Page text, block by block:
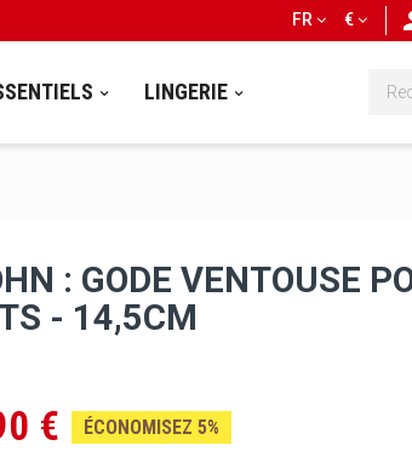
€
FR
LINGERIE
: GODE VENTOUSE
- 14,5CM
€ ÉCONOMISEZ 5%